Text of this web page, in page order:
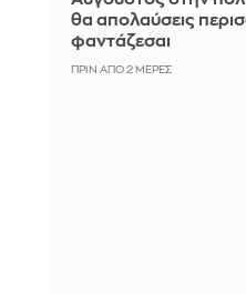
θα απολαύσεις
φαντάζεσαι
ΠΡΙΝ ΑΠΌ 2 ΜΈΡΕΣ